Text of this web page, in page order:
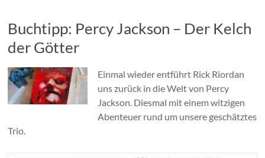
Buchtipp: Percy Jackson – Der Kelch
der Götter
Einmal wieder entführt Rick Riordan
uns zurück in die Welt von Percy
Jackson. Diesmal mit einem witzigen
Abenteuer rund um unsere geschätztes
Trio.